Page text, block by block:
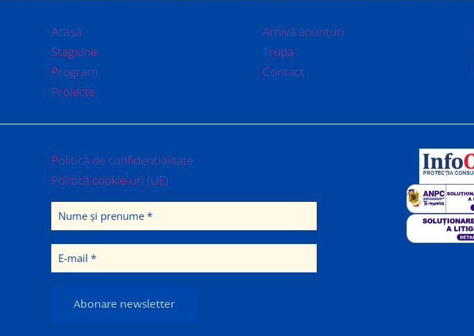
Acasă
Stagiune
Program
Proiecte
Arhivă anunțuri
Trupa
Contact
Politică de confidențialitate
Politică cookie-uri (UE)